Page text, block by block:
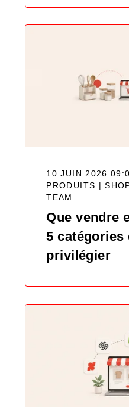
10 JUIN 2026
PRODUITS |
TEAM
Que vendre
5 catégories
privilégier